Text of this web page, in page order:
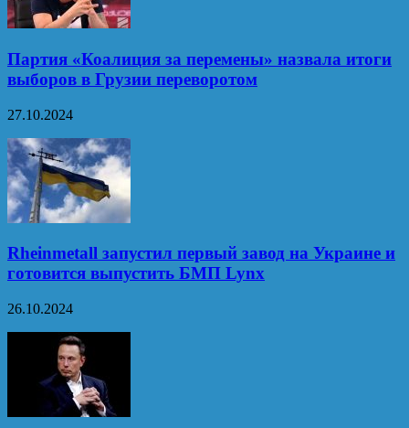
Партия «Коалиция за перемены» назвала итоги
выборов в Грузии переворотом
27.10.2024
Rheinmetall запустил первый завод на Украине и
готовится выпустить БМП Lynx
26.10.2024